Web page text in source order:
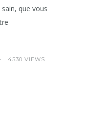
que vous
4530 VIEWS